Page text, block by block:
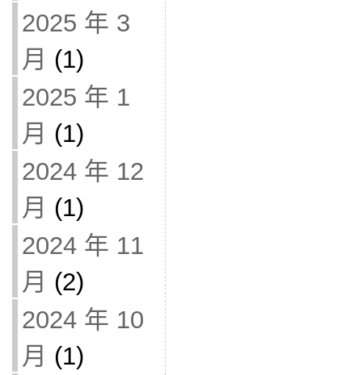
2025 年 3
月 (1)
2025 年 1
月 (1)
2024 年 12
月 (1)
2024 年 11
月 (2)
2024 年 10
月 (1)